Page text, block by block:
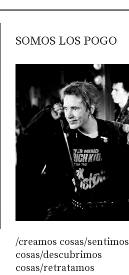
SOMOS LOS POGO
/creamos cosas/sentimos
cosas/descubrimos
cosas/retratamos